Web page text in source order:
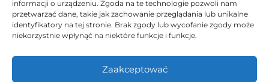
informacji o urządzeniu. Zgoda na te technologie pozwoli nam
przetwarzać dane, takie jak zachowanie przeglądania lub unikalne
identyfikatory na tej stronie. Brak zgody lub wycofanie zgody może
niekorzystnie wpłynąć na niektóre funkcje i funkcje.
Zaakceptować
informacyjno-komunikacyjnych oraz ich dostępności, dzięki czemu
wdrożył następujące rozwiązania: obecność w Internecie poprzez
swoją Stronie internetowej. Obecne działanie miało miejsce w 2020
roku. W tym celu zostało wsparte przez program TIC Cámaras, przez